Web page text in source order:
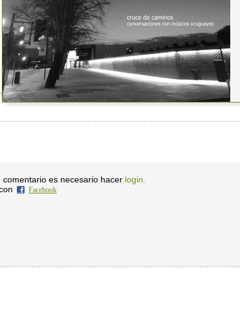
comentario es necesario hacer login.
Facebook